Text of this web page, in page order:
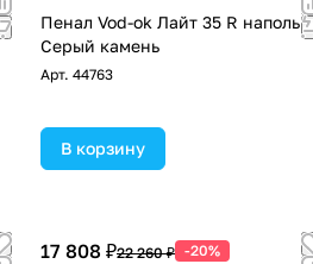
Пенал Vod-ok Лайт 35 R
Серый камень
Арт. 44763
В корзину
17 808 ₽22 260 ₽ -20%